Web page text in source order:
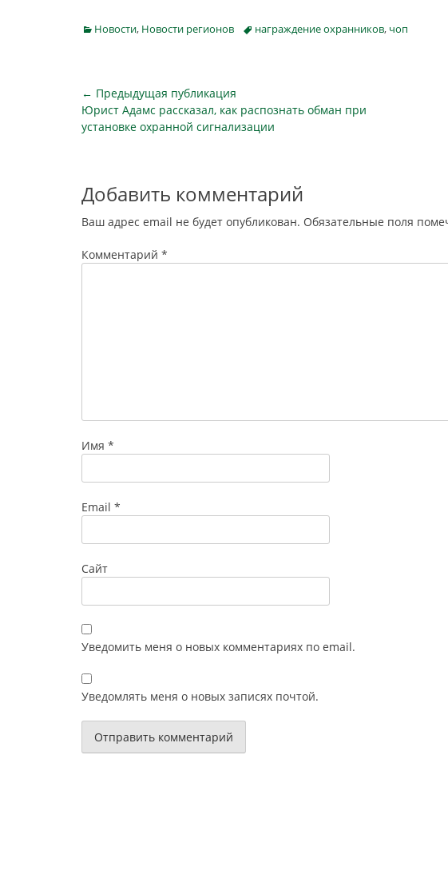
организации. Об этом пишет
73online.ru. - Ваше активное
атмосферы для жителей и…
Анатолия Выборного
следствием
местного подразделения.
Categories
Новости, Новости регионов Tagsнаграждение охранников, чоп
Навигация
по
← Предыдущая публикация
Предыдущая
публикация
Юрист Адамс рассказал, как распознать обман при
установке охранной сигнализации
Добавить комментарий
Ваш адрес email не будет опубликован. Обязательные поля
Комментарий *
Имя *
Email *
Сайт
Уведомить меня о новых комментариях по email.
Уведомлять меня о новых записях почтой.